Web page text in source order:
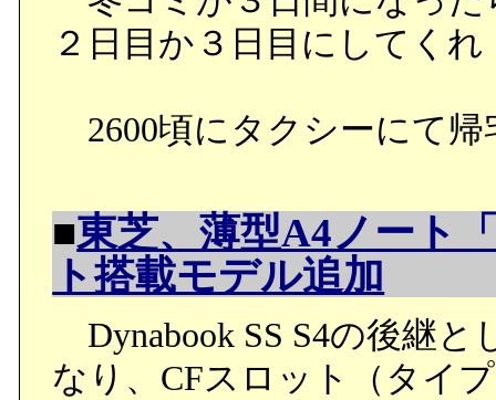
２日目か３日目にしてくれ
2600頃にタクシーにて帰
■東芝、薄型A4ノート
ト搭載モデル追加
Dynabook SS S4の後継と
なり、CFスロット（タイ